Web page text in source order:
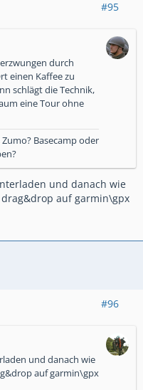
#95
durch
einen Kaffee zu
schlägt die Technik,
eine Tour ohne
Basecamp oder
und danach wie
auf garmin\gpx
#96
und danach wie
auf garmin\gpx